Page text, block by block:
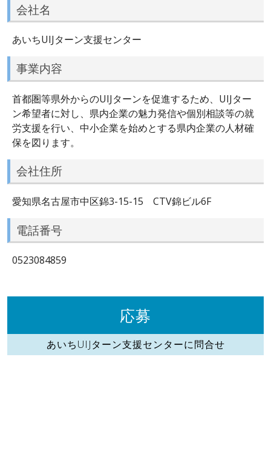
会社名
あいちUIJターン支援センター
事業内容
首都圏等県外からのUIJターンを促進するため、UIJター
ン希望者に対し、県内企業の魅力発信や個別相談等の就
労支援を行い、中小企業を始めとする県内企業の人材確
保を図ります。
会社住所
愛知県名古屋市中区錦3-15-15 CTV錦ビル6F
電話番号
0523084859
応募
あいちUIJターン支援センターに問合せ